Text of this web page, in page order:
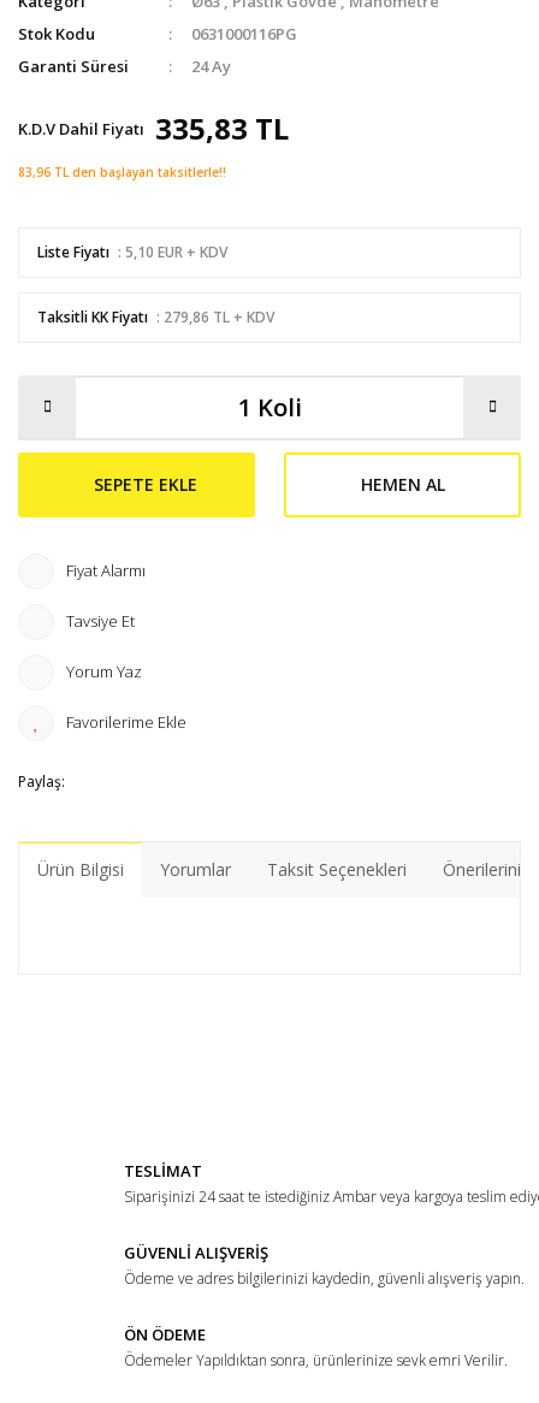
Stok Kodu
0631000116PG
Garanti Süresi
24 Ay
K.D.V Dahil Fiyatı 335,83 TL
83,96 TL den başlayan taksitlerle!!
Liste Fiyatı : 5,10 EUR + KDV
Taksitli KK Fiyatı : 279,86 TL + KDV
SEPETE EKLE HEMEN AL
Fiyat Alarmı
Tavsiye Et
Yorum Yaz
Paylaş:
Ürün Bilgisi Yorumlar Taksit Seçenekleri Önerileriniz
Ürün açıklamasında eksik bilgiler bulunuyor.
Ürün fiyatı diğer sitelerden daha pahalı.
Bu ürüne benzer farklı alternatifler olmalı.
TESLİMAT
Siparişinizi 24 saat te istediğiniz Ambar veya kargoya teslim
GÜVENLİ ALIŞVERİŞ
Ödeme ve adres bilgilerinizi kaydedin, güvenli alışveriş yapın.
ÖN ÖDEME
Ödemeler Yapıldıktan sonra, ürünlerinize sevk emri Verilir.